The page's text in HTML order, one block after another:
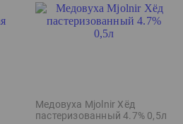
Медовуха Mjolnir Хёд
пастеризованный 4.7% 0,5л